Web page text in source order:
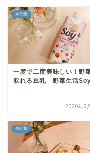
未分類
一度で二度美味しい！野
取れる豆乳 野菜生活
2020年9
未分類